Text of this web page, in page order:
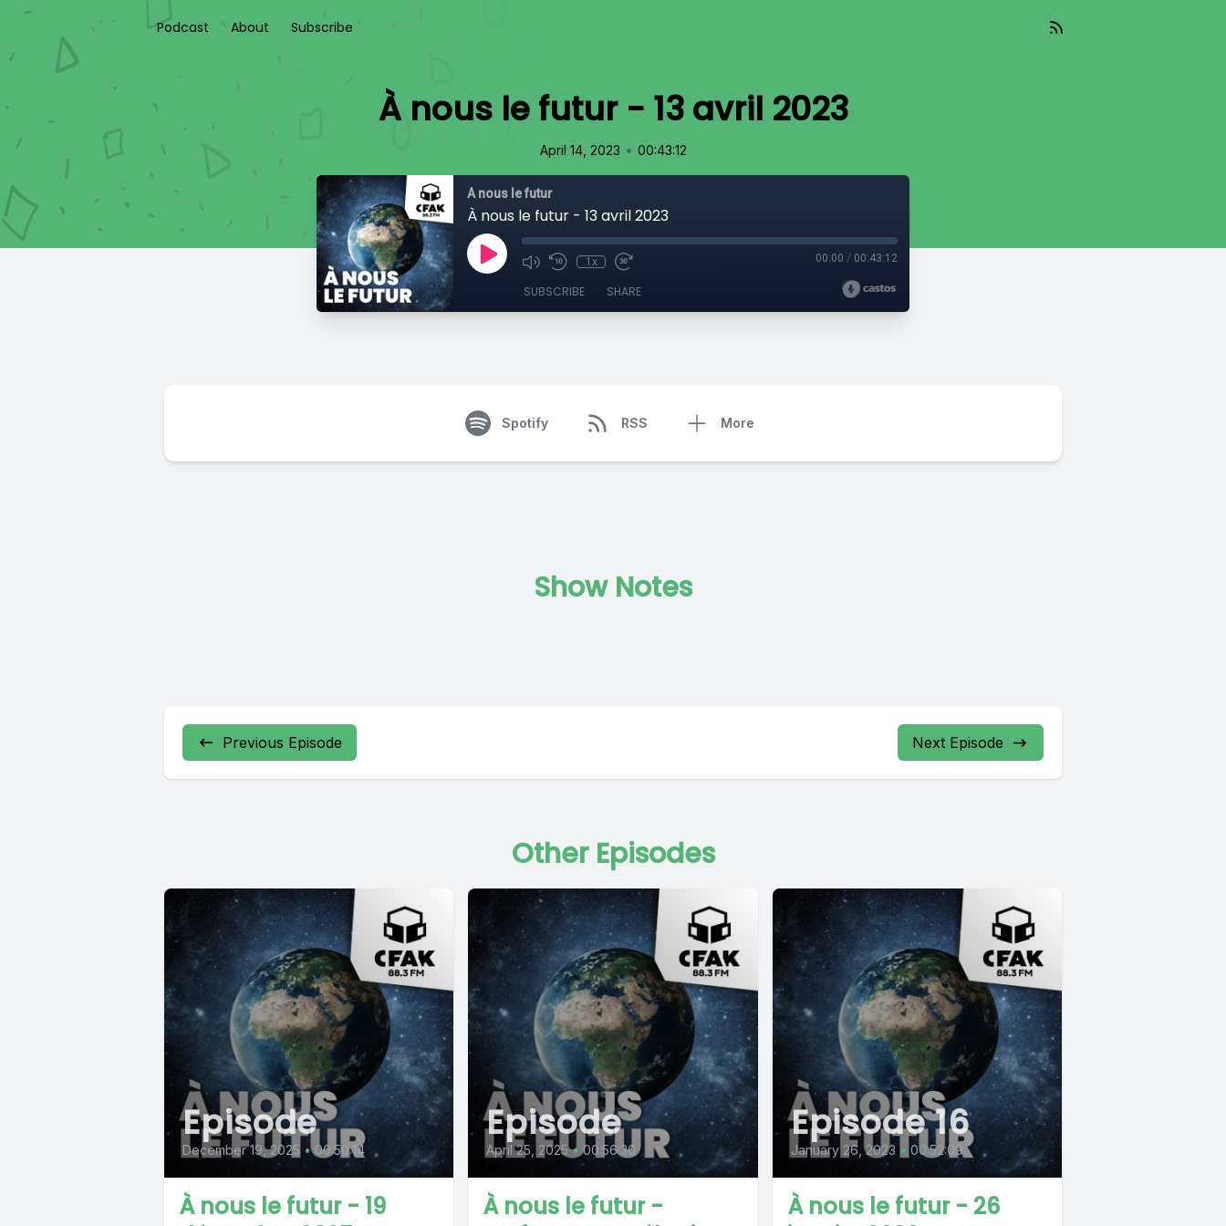
Podcast About Subscribe
À nous le futur - 13 avril 2023
April 14, 2023 • 00:43:12
À nous le futur
À nous le futur - 13 avril 2023
1x 00:00 / 00:43:12
SUBSCRIBE SHARE
Spotify RSS More
Show Notes
Previous Episode Next Episode
Other Episodes
Episode
December 19, 2025 • 00:50:14
À nous le futur - 19
Episode
April 25, 2025 • 00:56:30
À nous le futur -
Episode 16
January 26, 2023 • 00:52:09
À nous le futur - 26